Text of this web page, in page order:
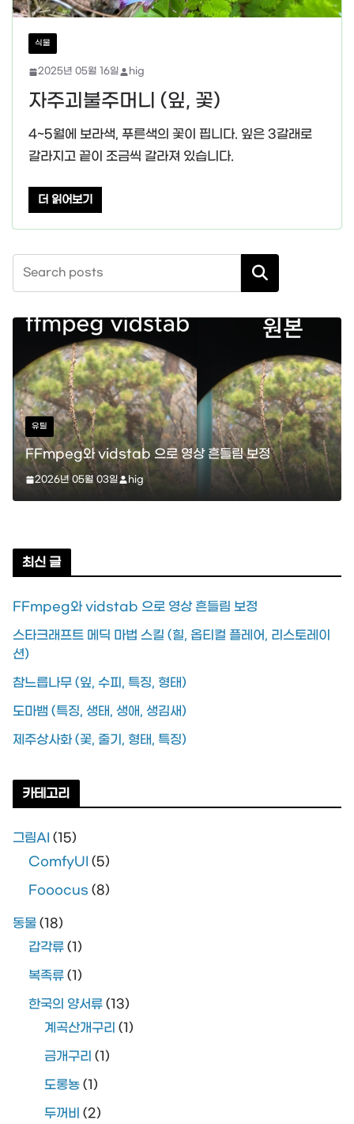
식물
2025년 05월 16일 hig
자주괴불주머니 (잎, 꽃)
4~5월에 보라색, 푸른색의 꽃이 핍니다. 잎은 3갈래로
갈라지고 끝이 조금씩 갈라져 있습니다.
더 읽어보기
검색
림 보정
스타크래프트
스타크래프트 메딕 마법 스킬 (힐, 옵티컬
레이션)
최신 글
FFmpeg와 vidstab 으로 영상 흔들림 보정
스타크래프트 메딕 마법 스킬 (힐, 옵티컬 플레어, 리스토레이
션)
참느릅나무 (잎, 수피, 특징, 형태)
도마뱀 (특징, 생태, 생애, 생김새)
제주상사화 (꽃, 줄기, 형태, 특징)
카테고리
그림AI (15)
ComfyUI (5)
Fooocus (8)
동물 (18)
갑각류 (1)
복족류 (1)
한국의 양서류 (13)
계곡산개구리 (1)
금개구리 (1)
도롱뇽 (1)
두꺼비 (2)